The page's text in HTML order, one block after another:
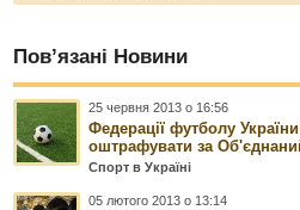
Пов’язані Новини
25 червня 2013 о 16:56
Федерації футболу
оштрафувати за
Спорт в Україні
05 лютого 2013 о 13:14